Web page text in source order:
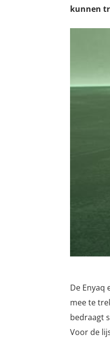
kunnen
De Enyaq
mee te
bedraagt
Voor de